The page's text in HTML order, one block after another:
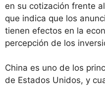
en su cotización frente
que indica que los
tienen efectos en la
percepción de los
China es uno de los
de Estados Unidos, y